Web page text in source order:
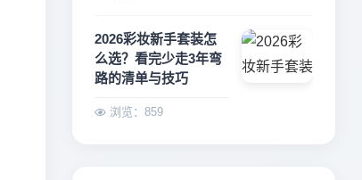
2026彩妆新手套装怎
么选？看完少走3年弯
路的清单与技巧
浏览：859